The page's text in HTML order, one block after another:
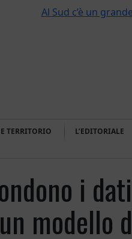
Al Sud c’è un
TERRITORIO L’EDITORIALE
i